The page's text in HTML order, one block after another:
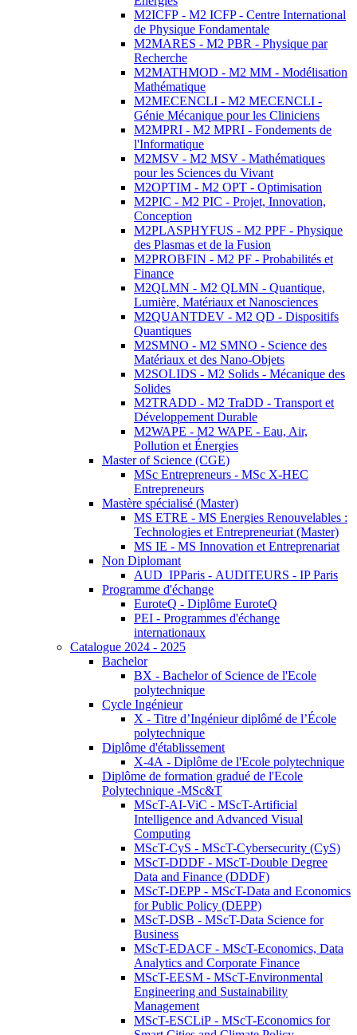
M2ICFP - M2 ICFP - Centre International
de Physique Fondamentale
M2MARES - M2 PBR - Physique par
Recherche
M2MATHMOD - M2 MM - Modélisation
Mathématique
M2MECENCLI - M2 MECENCLI -
Génie Mécanique pour les Cliniciens
M2MPRI - M2 MPRI - Fondements de
l'Informatique
M2MSV - M2 MSV - Mathématiques
pour les Sciences du Vivant
M2OPTIM - M2 OPT - Optimisation
M2PIC - M2 PIC - Projet, Innovation,
Conception
M2PLASPHYFUS - M2 PPF - Physique
des Plasmas et de la Fusion
M2PROBFIN - M2 PF - Probabilités et
Finance
M2QLMN - M2 QLMN - Quantique,
Lumière, Matériaux et Nanosciences
M2QUANTDEV - M2 QD - Dispositifs
Quantiques
M2SMNO - M2 SMNO - Science des
Matériaux et des Nano-Objets
M2SOLIDS - M2 Solids - Mécanique des
Solides
M2TRADD - M2 TraDD - Transport et
Développement Durable
M2WAPE - M2 WAPE - Eau, Air,
Pollution et Énergies
Master of Science (CGE)
MSc Entrepreneurs - MSc X-HEC
Entrepreneurs
Mastère spécialisé (Master)
MS ETRE - MS Energies Renouvelables :
Technologies et Entrepreneuriat (Master)
MS IE - MS Innovation et Entreprenariat
Non Diplomant
AUD_IPParis - AUDITEURS - IP Paris
Programme d'échange
EuroteQ - Diplôme EuroteQ
PEI - Programmes d'échange
internationaux
Catalogue 2024 - 2025
Bachelor
BX - Bachelor of Science de l'Ecole
polytechnique
Cycle Ingénieur
X - Titre d’Ingénieur diplômé de l’École
polytechnique
Diplôme d'établissement
X-4A - Diplôme de l'Ecole polytechnique
Diplôme de formation gradué de l'Ecole
Polytechnique -MSc&T
MScT-AI-ViC - MScT-Artificial
Intelligence and Advanced Visual
Computing
MScT-CyS - MScT-Cybersecurity (CyS)
MScT-DDDF - MScT-Double Degree
Data and Finance (DDDF)
MScT-DEPP - MScT-Data and Economics
for Public Policy (DEPP)
MScT-DSB - MScT-Data Science for
Business
MScT-EDACF - MScT-Economics, Data
Analytics and Corporate Finance
MScT-EESM - MScT-Environmental
Engineering and Sustainability
Management
MScT-ESCLiP - MScT-Economics for